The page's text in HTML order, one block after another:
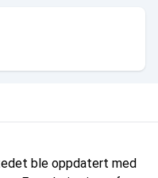
ble oppdatert med